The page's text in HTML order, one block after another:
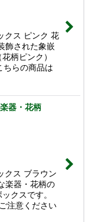
クス ピンク 花
飾された象嵌
柄ピンク）
らの商品は
器・花柄
クス ブラウン
楽器・花柄の
クスです。
注意ください